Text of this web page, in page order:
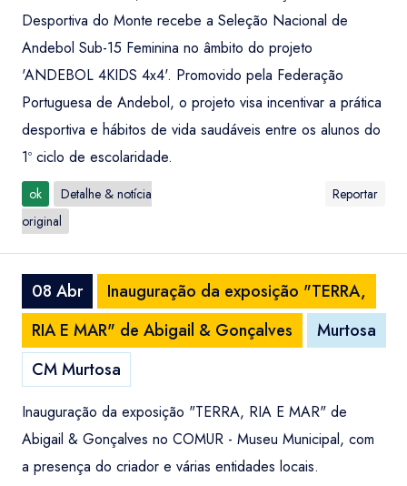
Desportiva do Monte recebe a Seleção Nacional de
Andebol Sub-15 Feminina no âmbito do projeto
'ANDEBOL 4KIDS 4x4'. Promovido pela Federação
Portuguesa de Andebol, o projeto visa incentivar a prática
desportiva e hábitos de vida saudáveis entre os alunos do
1º ciclo de escolaridade.
ok
Detalhe & notícia
original
Reportar
08 Abr
Inauguração da exposição "TERRA,
RIA E MAR" de Abigail & Gonçalves
Murtosa
CM Murtosa
Inauguração da exposição "TERRA, RIA E MAR" de
Abigail & Gonçalves no COMUR - Museu Municipal, com
a presença do criador e várias entidades locais.